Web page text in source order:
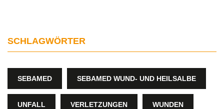
SCHLAGWÖRTER
SEBAMED SEBAMED WUND- UND HEILSALBE
UNFALL VERLETZUNGEN WUNDEN